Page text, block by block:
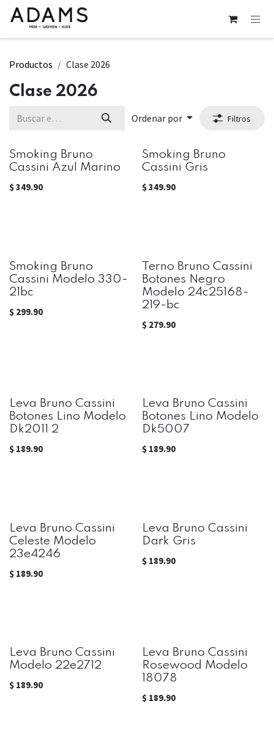
Ir al contenido
Productos Clase 2026
Clase 2026
Ordenar por Filtros
Smoking Bruno
Cassini Azul Marino
$349.90
Smoking Bruno
Cassini Gris
$349.90
Smoking Bruno
Cassini Modelo 330-
21bc
$ 299.90
Terno Bruno Cassini
Botones Negro
Modelo 24c25168-
219-bc
$ 279.90
Leva Bruno Cassini
Botones Lino Modelo
Dk2011 2
$ 189.90
Leva Bruno Cassini
Botones Lino Modelo
Dk5007
$ 189.90
Leva Bruno Cassini
Celeste Modelo
23e4246
$ 189.90
Leva Bruno Cassini
Dark Gris
$ 189.90
Leva Bruno Cassini
Modelo 22e2712
$ 189.90
Leva Bruno Cassini
Rosewood Modelo
18078
$ 189.90